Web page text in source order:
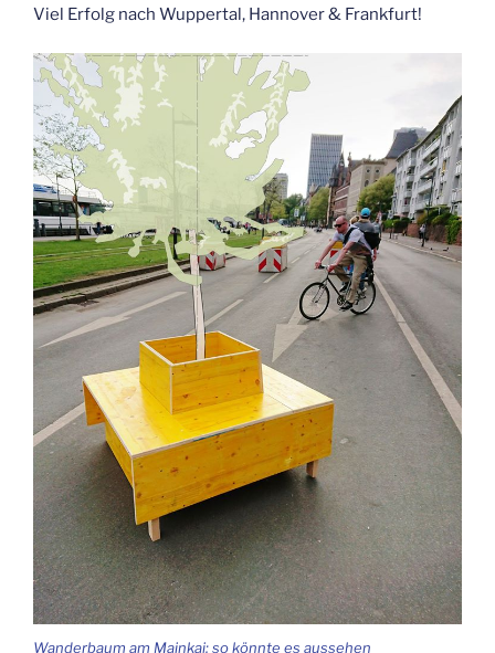
Viel Erfolg nach Wup­per­tal, Han­no­ver & Frankfurt!
Wan­der­baum am Main­kai: so könn­te es aus­se­hen